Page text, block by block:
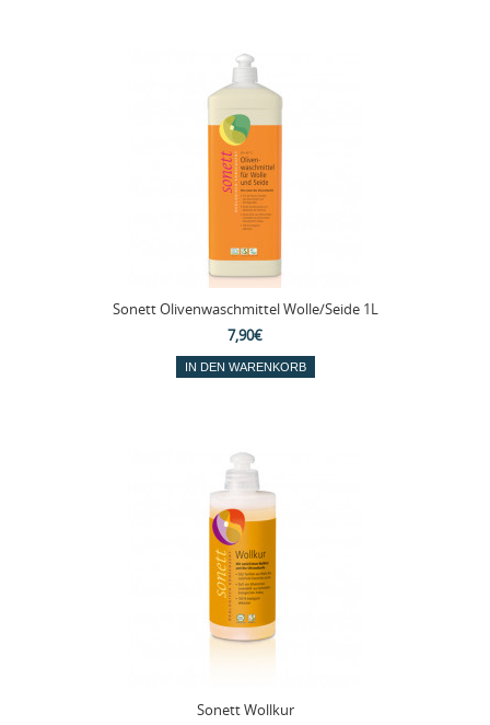
Sonett Olivenwaschmittel Wolle/Seide 1L
7,90€
Sonett Wollkur